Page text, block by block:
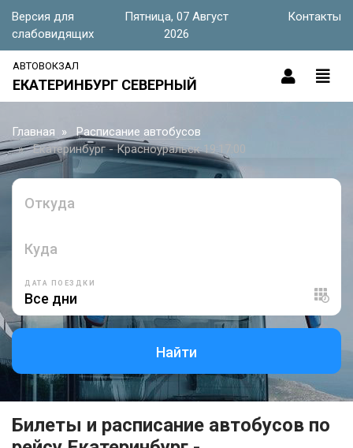
Версия для
слабовидящих
Пятница, 07 Август
2026
Контакты
АВТОВОКЗАЛ
ЕКАТЕРИНБУРГ СЕВЕРНЫЙ
Главная
Расписание автобусов
Екатеринбург - Красноуральск 19:17:00
Откуда
Куда
ДАТА ПОЕЗДКИ
Найти
Билеты и расписание автобусов по